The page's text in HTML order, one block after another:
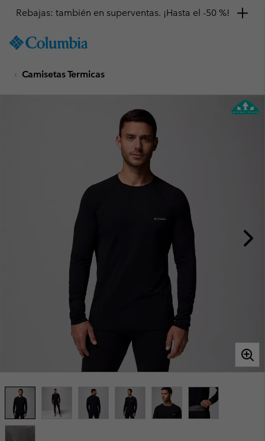
TO
SKIP
Rebajas: también en superventas. ¡Hasta el -50 %!
Camisetas Termicas